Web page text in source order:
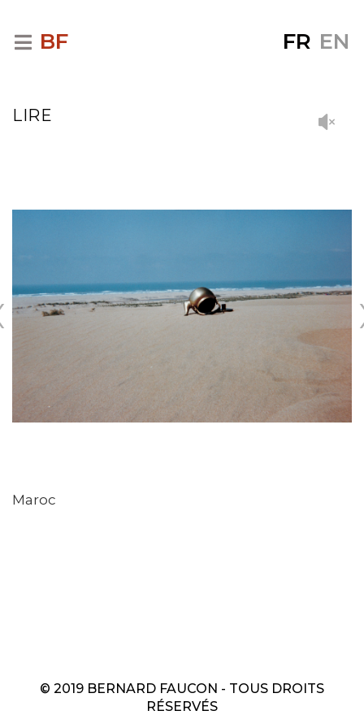
BF FR EN
LIRE
Maroc
© 2019 BERNARD FAUCON - TOUS DROITS
RÉSERVÉS